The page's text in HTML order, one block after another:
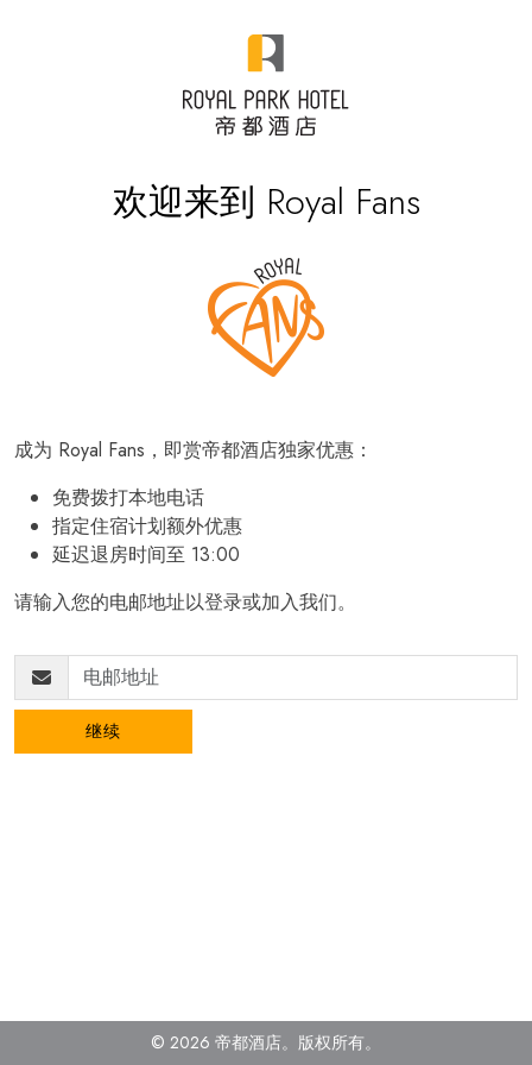
欢迎来到 Royal Fans
成为 Royal Fans，即赏帝都酒店独家优惠：
免费拨打本地电话
指定住宿计划额外优惠
延迟退房时间至 13:00
请输入您的电邮地址以登录或加入我们。
继续
© 2026 帝都酒店。 版权所有。